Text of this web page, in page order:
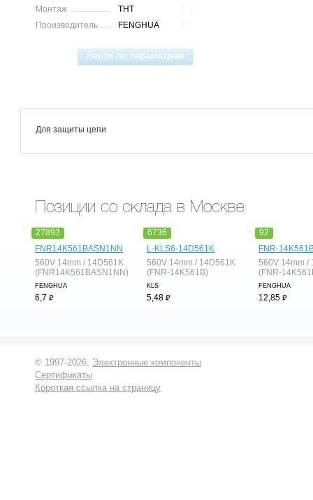
Монтаж
THT
Производитель
FENGHUA
Для защиты цепи
Позиции со склада в Москве
27893
FNR14K561BASN1NN
560V 14mm / 14D561K
(FNR14K561BASN1NN)
FENGHUA
6,7 ⃏
6736
L-KLS6-14D561K
560V 14mm / 14D561K
(FNR-14K561B)
KLS
5,48 ⃏
92
FNR-
560V 14mm /
(FNR-
FENGHUA
12,85 ⃏
© 1997-2026, Электронные компоненты
Сертификаты
Короткая ссылка на страницу